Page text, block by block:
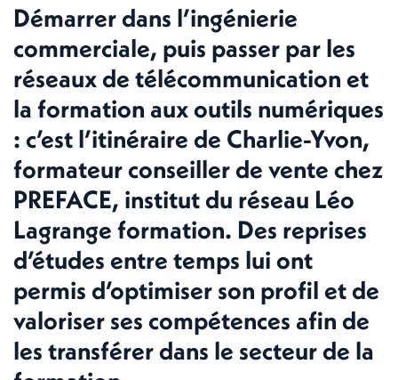
Démarrer dans l’ingénierie
commerciale, puis passer par les
réseaux de télécommunication et
la formation aux outils numériques
: c’est l’itinéraire de Charlie-Yvon,
formateur conseiller de vente chez
PREFACE, institut du réseau Léo
Lagrange formation. Des reprises
d’études entre temps lui ont
permis d’optimiser son profil et de
valoriser ses compétences afin de
les transférer dans le secteur de la